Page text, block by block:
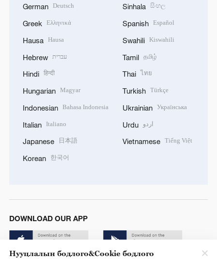
German Deutsch
Greek Ελληνικά
Hausa Hausa
Hebrew עברית
Hindi हिन्दी
Hungarian Magyar
Indonesian Bahasa Indonesia
Italian Italiano
Japanese 日本語
Korean 한국어
Sinhala සිංහල
Spanish Español
Swahili Kiswahili
Tamil தமிழ்
Thai ไทย
Turkish Türkçe
Ukrainian Українська
Urdu اردو
Vietnamese Tiếng Việt
DOWNLOAD OUR APP
Нууцлалын бодлого&Cookie бодлого